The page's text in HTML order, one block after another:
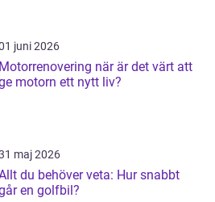
juni 2026
Motorrenovering när är det värt att
motorn ett nytt liv?
maj 2026
du behöver veta: Hur snabbt
en golfbil?